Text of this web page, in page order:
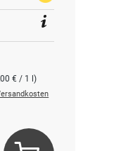
€ / 1 l)